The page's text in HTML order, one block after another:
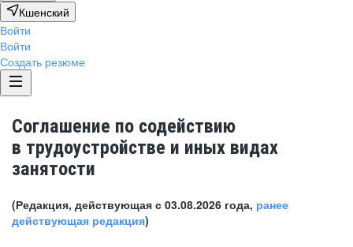
Кшенский
Войти
Войти
Создать резюме
Соглашение по содействию
в трудоустройстве и иных видах
занятости
(Редакция, действующая с 03.08.2026 года, ранее
действующая редакция)